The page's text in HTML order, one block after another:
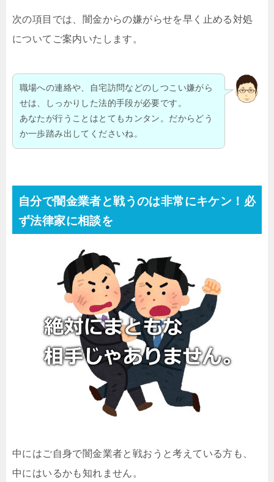
次の項目では、闇金からの嫌がらせを早く止める対処
についてご案内いたします。
職場への連絡や、自宅訪問などのしつこい嫌がら
せは、しっかりした法的手段が必要です。
あなたが行うことはとてもカンタン。だからどう
か一歩踏み出してくださいね。
自分で闇金業者と戦うのは非常にキケン！必
ず法律家に相談を
中にはご自身で闇金業者と戦おうと考えている方も、
中にはいるかも知れません。